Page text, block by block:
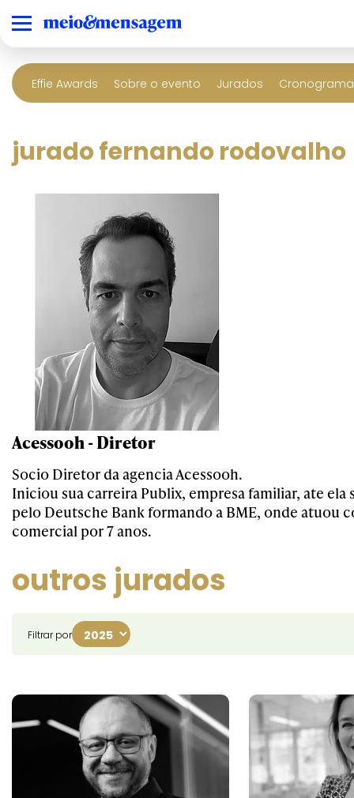
Effie Awards Sobre o evento Jurados
jurado fernando rodovalho
Acessooh - Diretor
Socio Diretor da agencia Acessooh.
Iniciou sua carreira Publix, empresa familiar, ate ela
pelo Deutsche Bank formando a BME, onde atuou
comercial por 7 anos.
outros jurados
Filtrar por